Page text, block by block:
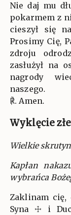
Nie daj mu
pokarmem z
cieszył się
Prosimy Cię,
zdroju
zasłużył na
nagrody
naszego.
℟. Amen.
Wyklęcie
Wielkie
Kapłan
wybrańca
Zaklinam
Syna ☩ i